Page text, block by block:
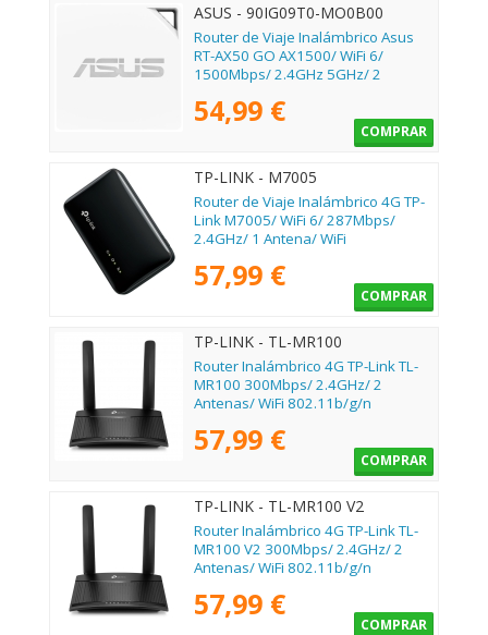
ASUS - 90IG09T0-MO0B00
Router de Viaje Inalámbrico Asus
RT-AX50 GO AX1500/ WiFi 6/
1500Mbps/ 2.4GHz 5GHz/ 2
n/b/g
54,99 €
COMPRAR
TP-LINK - M7005
Router de Viaje Inalámbrico 4G TP-
Link M7005/ WiFi 6/ 287Mbps/
2.4GHz/ 1 Antena/ WiFi
57,99 €
COMPRAR
TP-LINK - TL-MR100
Router Inalámbrico 4G TP-Link TL-
MR100 300Mbps/ 2.4GHz/ 2
Antenas/ WiFi 802.11b/g/n
57,99 €
COMPRAR
TP-LINK - TL-MR100 V2
Router Inalámbrico 4G TP-Link TL-
MR100 V2 300Mbps/ 2.4GHz/ 2
Antenas/ WiFi 802.11b/g/n
57,99 €
COMPRAR